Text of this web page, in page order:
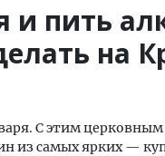
и пить
на
С этим
из самых ярких —